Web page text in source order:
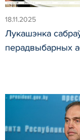
18.11.2025
Лукашэнка
перадвыбарных